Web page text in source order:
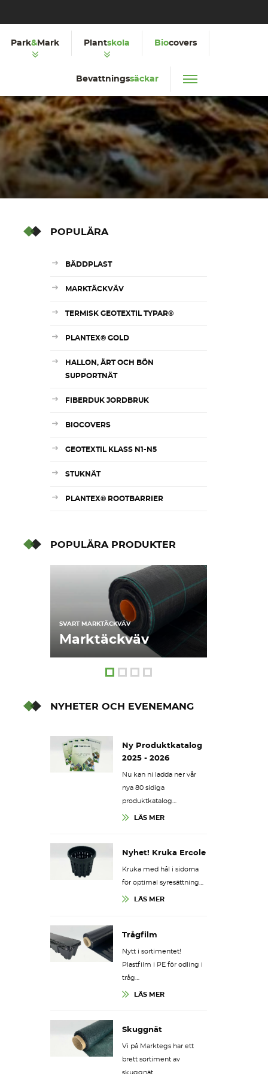
Park& Mark Plantskola Biocovers
Bevattningssäckar
POPULÄRA
BÄDDPLAST
MARKTÄCKVÄV
TERMISK GEOTEXTIL TYPAR®
PLANTEX® GOLD
HALLON, ÄRT OCH BÖN
SUPPORTNÄT
FIBERDUK JORDBRUK
BIOCOVERS
GEOTEXTIL KLASS N1-N5
STUKNÄT
PLANTEX® ROOTBARRIER
POPULÄRA PRODUKTER
SVART MARKTÄCKVÄV
Marktäckväv
NYHETER OCH EVENEMANG
Ny Produktkatalog
2025 - 2026
Nu kan ni ladda ner vår
nya 80 sidiga
produktkatalog…
LÄS MER
Nyhet! Kruka Ercole
Kruka med hål i sidorna
för optimal syresättning…
LÄS MER
Trågfilm
Nytt i sortimentet!
Plastfilm i PE för odling i
tråg…
LÄS MER
Skuggnät
Vi på Marktegs har ett
brett sortiment av
skuggnät…